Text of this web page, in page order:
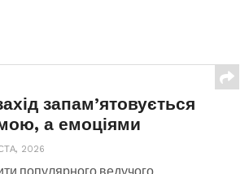
запам’ятовується
а емоціями
2026
популярного ведучого,